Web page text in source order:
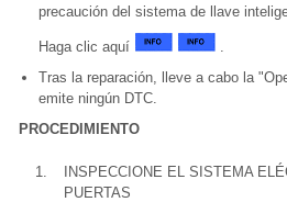
precaución del sistema de llave
Haga clic aquí
.
Tras la reparación, lleve a cabo la
emite ningún DTC.
PROCEDIMIENTO
1.
INSPECCIONE EL SISTEMA
PUERTAS